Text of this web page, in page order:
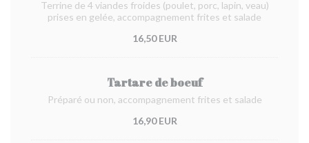
Terrine de 4 viandes froides (poulet, porc, lapin, veau)
prises en gelée, accompagnement frites et salade
16,50 EUR
Tartare de boeuf
Préparé ou non, accompagnement frites et salade
16,90 EUR